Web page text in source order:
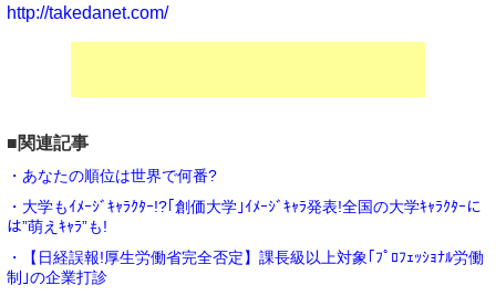
http://takedanet.com/
■関連記事
・あなたの順位は世界で何番?
・大学もｲﾒｰｼﾞｷｬﾗｸﾀｰ!?｢創価大学｣ｲﾒｰｼﾞｷｬﾗ発表!全国の大学ｷｬﾗｸﾀｰに
は”萌えｷｬﾗ”も!
・【日経誤報!厚生労働省完全否定】課長級以上対象｢ﾌﾟﾛﾌｪｯｼｮﾅﾙ労働
制｣の企業打診